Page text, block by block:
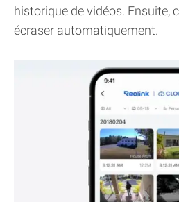
historique de vidéos. Ensuite,
écraser automatiquement.